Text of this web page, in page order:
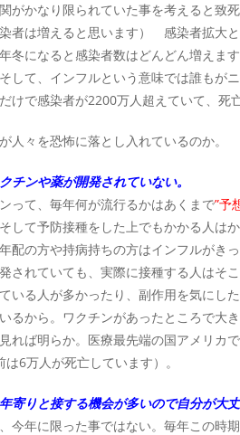
がかなり限られていた事を考えると致
者は増えると思います） 感染者拡大
冬になると感染者数はどんどん増えま
して、インフルという意味では誰もが
けで感染者が2200万人超えていて、死
人々を恐怖に落とし入れているのか。
チンや薬が開発されていない。
って、毎年何が流行るかはあくまで”予
して予防接種をした上でもかかる人は
配の方や持病持ちの方はインフルがき
されていても、実際に接種する人はそ
いる人が多かったり、副作用を気にし
るから。ワクチンがあったところで大
れば明らか。医療最先端の国アメリカ
は6万人が死亡しています）。
寄りと接する機会が多いので自分が大
今年に限った事ではない。毎年この時